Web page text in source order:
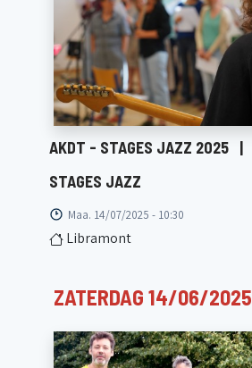
AKDT - STAGES JAZZ 2025 |
STAGES JAZZ
Maa. 14/07/2025 - 10:30
Libramont
ZATERDAG 14/06/2025